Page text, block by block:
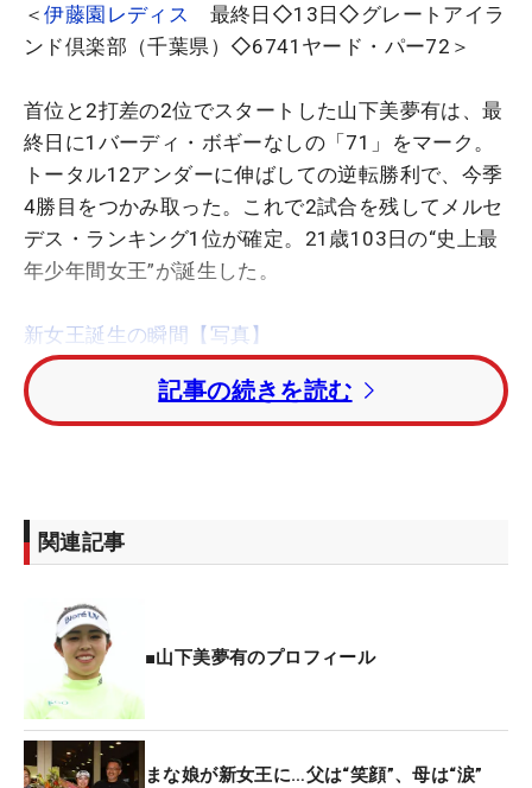
＜伊藤園レディス
最終日◇13日◇グレートアイラ
ンド倶楽部（千葉県）◇6741ヤード・パー72＞
首位と2打差の2位でスタートした山下美夢有は、最
終日に1バーディ・ボギーなしの「71」をマーク。
トータル12アンダーに伸ばしての逆転勝利で、今季
4勝目をつかみ取った。これで2試合を残してメルセ
デス・ランキング1位が確定。21歳103日の“史上最
年少年間女王”が誕生した。
新女王誕生の瞬間【写真】
9月の「ミヤギテレビ杯ダンロップ女子オープン」
に続き、スリクソンの新ドライバー『ZX5 Mk II』で
に違いがある。
すが、その使い分けについて山下はこう説明する。
「コースによって、ここ3試合ぐらいドライバーを
替えていた。基本フラットなコースはキャリーが同
じでも、ランの距離が全然違う。それで9.5°と8.5°
を使い分けていました」。
記事の続きを読む
関連記事
■山下美夢有のプロフィール
まな娘が新女王に…父は“笑顔”、母は“涙”